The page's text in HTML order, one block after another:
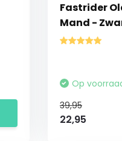
Fastrider
Mand -
Op
39,95
22,95